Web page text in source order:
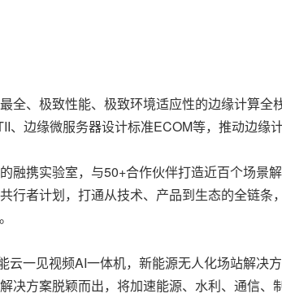
全、极致性能、极致环境适应性的边缘计算
边缘微服务器设计标准ECOM等，推动边缘
融携实验室，与50+合作伙伴打造近百个场景
行者计划，打通从技术、产品到生态的全链
一见视频AI一体机，新能源无人化场站解决
方案脱颖而出，将加速能源、水利、通信、